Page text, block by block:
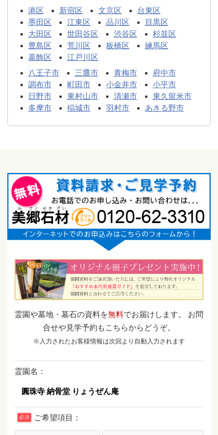
港区 新宿区 文京区
台東区
墨田区
江東区 品川区
目黒区
大田区
世田谷区 渋谷区
杉並区
豊島区
荒川区 板橋区
練馬区
葛飾区
江戸川区
八王子市
三鷹市 青梅市
府中市
調布市
町田市 小金井市
小平市
日野市
東村山市 清瀬市
東久留米市
多摩市
稲城市 羽村市 あきる野市
霊園や墓地・墓石の資料を無料でお届けします。 お問
合せや見学予約もこちらからどうぞ。
※入力されたお客様情報は次回より自動入力されます
霊園名：
必須 ご希望項目：